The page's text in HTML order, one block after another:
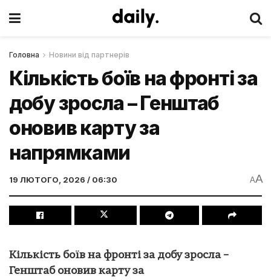
Головна Новини від партнерів
Кількість боїв на фронті за
добу зросла – Генштаб
оновив карту за
напрямками
19 ЛЮТОГО, 2026 / 06:30 AA
Кількість боїв на фронті за добу зросла –
Генштаб оновив карту за